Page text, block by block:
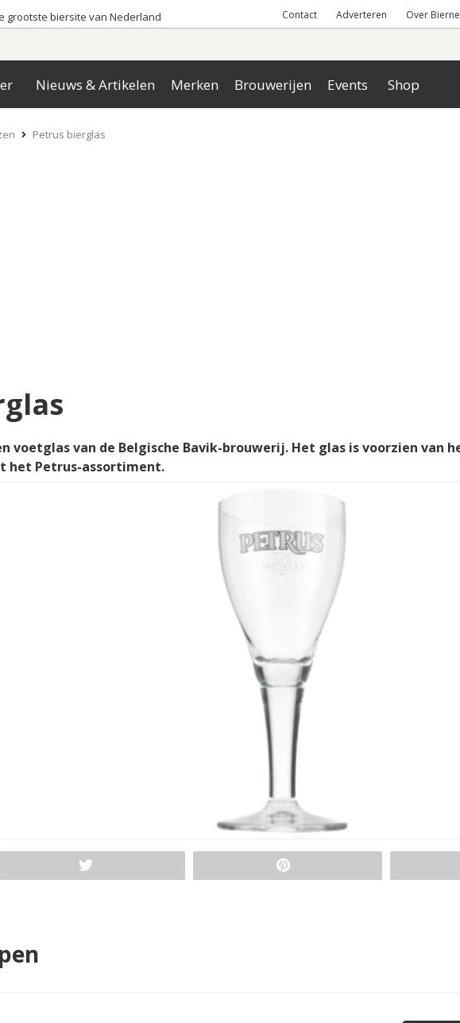
grootste biersite van Nederland Contact Adverteren Over
Nieuws & Artikelen Merken Brouwerijen Events Shop
Petrus bierglas
voetglas van de Belgische Bavik-brouwerij. Het glas is voorzien van
het Petrus-assortiment.